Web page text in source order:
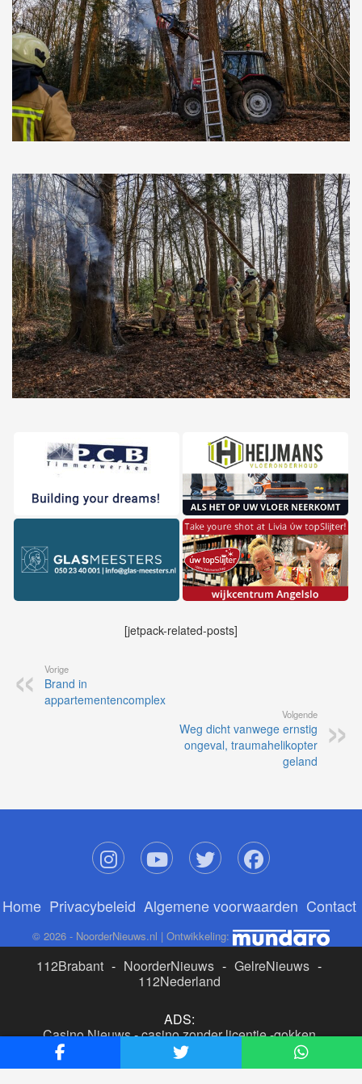
[jetpack-related-posts]
Vorige
Brand in
appartementencomplex
Volgende
Weg dicht vanwege ernstig
ongeval, traumahelikopter
geland
Home Privacybeleid Algemene voorwaarden Contact
© 2026 - NoorderNieuws.nl | Ontwikkeling:
112Brabant - NoorderNieuws - GelreNieuws -
112Nederland
ADS:
Casino Nieuws-casino zonder licentie-gokken
buitenlandse site
beste online casino nederland